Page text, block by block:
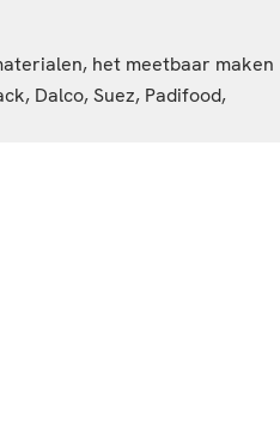
het meetbaar maken
Dalco, Suez, Padifood,